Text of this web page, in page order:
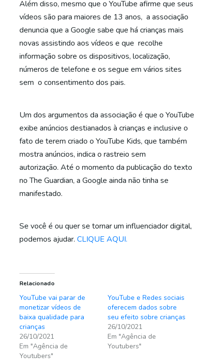
Além disso, mesmo que o YouTube afirme que seus
vídeos são para maiores de 13 anos, a associação
denuncia que a Google sabe que há crianças mais
novas assistindo aos vídeos e que recolhe
informação sobre os dispositivos, localização,
números de telefone e os segue em vários sites
sem o consentimento dos pais.
Um dos argumentos da associação é que o YouTube
exibe anúncios destianados à crianças e inclusive o
fato de terem criado o YouTube Kids, que também
mostra anúncios, indica o rastreio sem
autorização. Até o momento da publicação do texto
no The Guardian, a Google ainda não tinha se
manifestado.
Se você é ou quer se tornar um influenciador digital,
podemos ajudar. CLIQUE AQUI.
Relacionado
YouTube vai parar de
monetizar vídeos de
baixa qualidade para
crianças
26/10/2021
Em "Agência de
Youtubers"
YouTube e Redes sociais
oferecem dados sobre
seu efeito sobre crianças
26/10/2021
Em "Agência de
Youtubers"